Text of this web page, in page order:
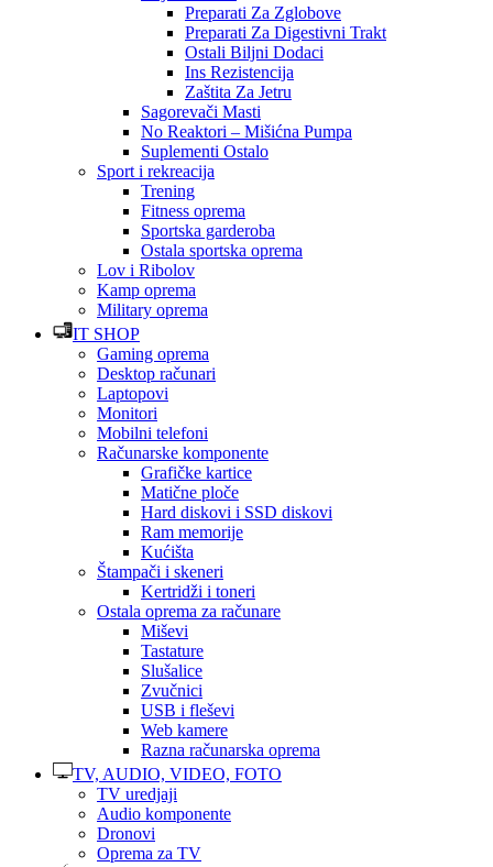
Preparati Za Zglobove
Preparati Za Digestivni Trakt
Ostali Biljni Dodaci
Ins Rezistencija
Zaštita Za Jetru
Sagorevači Masti
No Reaktori – Mišićna Pumpa
Suplementi Ostalo
Sport i rekreacija
Trening
Fitness oprema
Sportska garderoba
Ostala sportska oprema
Lov i Ribolov
Kamp oprema
Military oprema
IT SHOP
Gaming oprema
Desktop računari
Laptopovi
Monitori
Mobilni telefoni
Računarske komponente
Grafičke kartice
Matične ploče
Hard diskovi i SSD diskovi
Ram memorije
Kućišta
Štampači i skeneri
Kertridži i toneri
Ostala oprema za računare
Miševi
Tastature
Slušalice
Zvučnici
USB i fleševi
Web kamere
Razna računarska oprema
TV, AUDIO, VIDEO, FOTO
TV uredjaji
Audio komponente
Dronovi
Oprema za TV